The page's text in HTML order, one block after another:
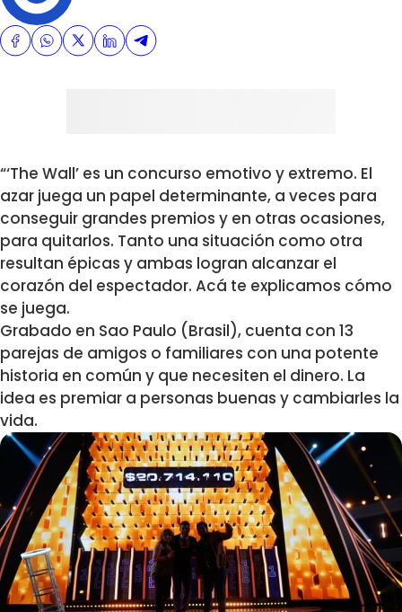
“‘The Wall’ es un concurso emotivo y extremo. El
azar juega un papel determinante, a veces para
conseguir grandes premios y en otras ocasiones,
para quitarlos. Tanto una situación como otra
resultan épicas y ambas logran alcanzar el
corazón del espectador. Acá te explicamos cómo
se juega.
Grabado en Sao Paulo (Brasil), cuenta con 13
parejas de amigos o familiares con una potente
historia en común y que necesiten el dinero. La
idea es premiar a personas buenas y cambiarles la
vida.